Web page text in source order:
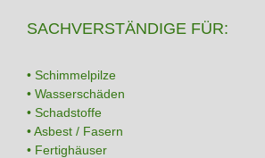
SACHVERSTÄNDIGE FÜR:
• Schimmelpilze
• Wasserschäden
• Schadstoffe
• Asbest / Fasern
• Fertighäuser